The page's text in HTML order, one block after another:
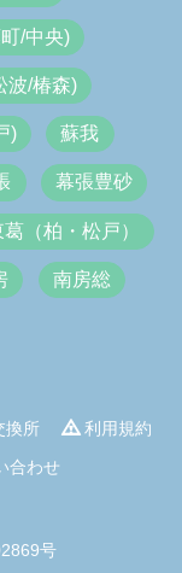
/中央)
波/椿森)
) 蘇我
幕張豊砂
葛（柏・松戸）
南房総
換所
利用規約
合わせ
号